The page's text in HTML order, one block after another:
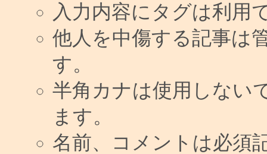
入力内容にタグは利用
他人を中傷する記事は
す。
半角カナは使用しない
ます。
名前、コメントは必須